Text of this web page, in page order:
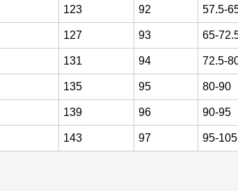
123 92 57.5-
127 93 65-
131 94 72.5-
135 95 80-90
139 96 90-95
143 97 95-105